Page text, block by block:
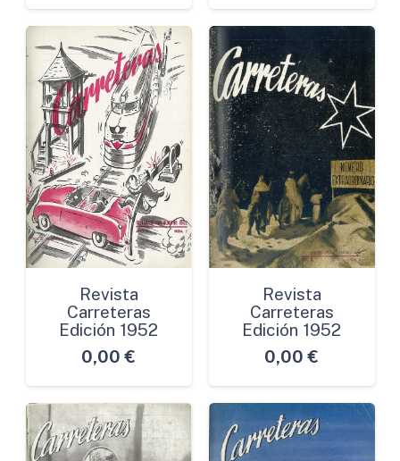
Revista
Carreteras
Edición 1952
0,00 €
Revista
Carreteras
Edición 1952
0,00 €